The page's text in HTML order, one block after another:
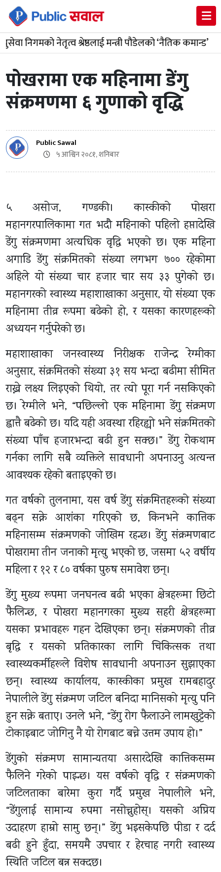
नेतृत्व श्रेष्ठलाई मन्त्री पौडेलको ‘नैतिक कमान्ड’
पोखरामा एक महिनामा डेंगु
संक्रमणमा ६ गुणाको वृद्धि
Public Sawal
५ आश्विन २०८१, शनिबार
५ असोज, गण्डकी। कास्कीको पोखरा
महानगरपालिकामा गत भदौ महिनाको पहिलो हप्तादेखि
डेंगु संक्रमणमा अत्यधिक वृद्धि भएको छ। एक महिना
अगाडि डेंगु संक्रमितको संख्या लगभग ७०० रहेकोमा
अहिले यो संख्या चार हजार चार सय ३३ पुगेको छ।
महानगरको स्वास्थ्य महाशाखाका अनुसार, यो संख्या एक
महिनामा तीव्र रूपमा बढेको हो, र यसका कारणहरूको
अध्ययन गर्नुपरेको छ।
महाशाखाका जनस्वास्थ्य निरीक्षक राजेन्द्र रेग्मीका
अनुसार, संक्रमितको संख्या ३१ सय भन्दा बढीमा सीमित
राख्ने लक्ष्य लिइएको थियो, तर त्यो पूरा गर्न नसकिएको
छ। रेग्मीले भने, “पछिल्लो एक महिनामा डेंगु संक्रमण
ह्वात्तै बढेको छ। यदि यही अवस्था रहिरह्यो भने संक्रमितको
संख्या पाँच हजारभन्दा बढी हुन सक्छ।” डेंगु रोकथाम
गर्नका लागि सबै व्यक्तिले सावधानी अपनाउनु अत्यन्त
आवश्यक रहेको बताइएको छ।
गत वर्षको तुलनामा, यस वर्ष डेंगु संक्रमितहरूको संख्या
बढ्न सक्ने आशंका गरिएको छ, किनभने कात्तिक
महिनासम्म संक्रमणको जोखिम रहन्छ। डेंगु संक्रमणबाट
पोखरामा तीन जनाको मृत्यु भएको छ, जसमा ५२ वर्षीय
महिला र १२ र ८० वर्षका पुरुष समावेश छन्।
डेंगु मुख्य रूपमा जनघनत्व बढी भएका क्षेत्रहरूमा छिटो
फैलिन्छ, र पोखरा महानगरका मुख्य सहरी क्षेत्रहरूमा
यसका प्रभावहरू गहन देखिएका छन्। संक्रमणको तीव्र
बृद्धि र यसको प्रतिकारका लागि चिकित्सक तथा
स्वास्थ्यकर्मीहरूले विशेष सावधानी अपनाउन सुझाएका
छन्। स्वास्थ्य कार्यालय, कास्कीका प्रमुख रामबहादुर
नेपालीले डेंगु संक्रमण जटिल बनिदा मानिसको मृत्यु पनि
हुन सक्ने बताए। उनले भने, “डेंगु रोग फैलाउने लामखुट्टेको
टोकाइबाट जोगिनु नै यो रोगबाट बच्ने उत्तम उपाय हो।”
डेंगुको संक्रमण सामान्यतया असारदेखि कात्तिकसम्म
फैलिने गरेको पाइन्छ। यस वर्षको वृद्धि र संक्रमणको
जटिलताका बारेमा कुरा गर्दै प्रमुख नेपालीले भने,
“डेंगुलाई सामान्य रुपमा नसोच्नुहोस्। यसको अप्रिय
उदाहरण हाम्रो सामु छन्।” डेंगु भइसकेपछि पीडा र दर्द
बढी हुने हुँदा, समयमै उपचार र हेरचाह नगरी स्वास्थ्य
स्थिति जटिल बन्न सक्दछ।